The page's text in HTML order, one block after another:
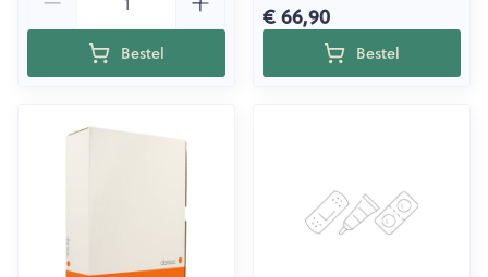
Bestel
€ 66,90
Bestel